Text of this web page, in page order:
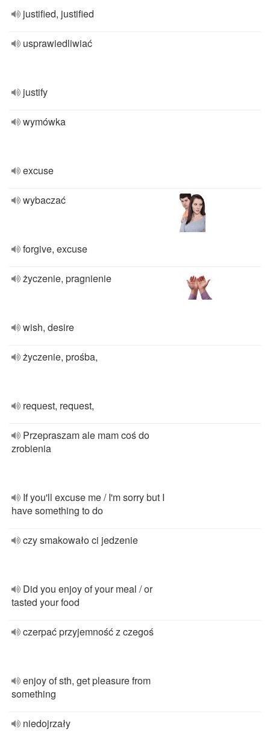
justified, justified
usprawiedliwiać
justify
wymówka
excuse
wybaczać
forgive, excuse
życzenie, pragnienie
wish, desire
życzenie, prośba,
request, request,
Przepraszam ale mam coś do
zrobienia
If you'll excuse me / I'm sorry but I
have something to do
czy smakowało ci jedzenie
Did you enjoy of your meal / or
tasted your food
czerpać przyjemność z czegoś
enjoy of sth, get pleasure from
something
niedojrzały